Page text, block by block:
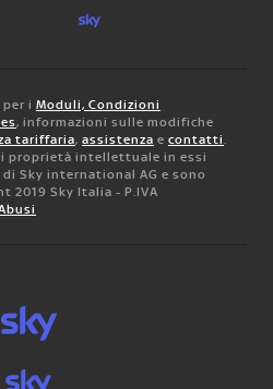
i Moduli, Condizioni
, informazioni sulle modifiche
tariffaria, assistenza e contatti.
proprietà intellettuale in essi
Sky international AG e sono
2019 Sky Italia - P.IVA